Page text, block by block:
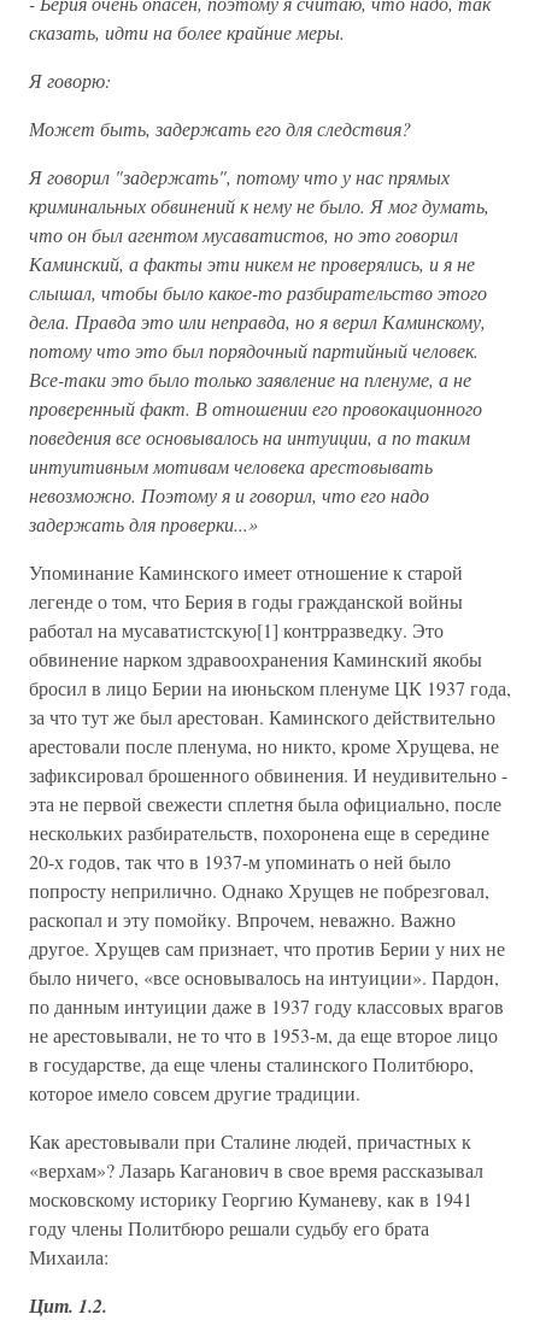
сказать, идти на более крайние меры.
Я говорю:
Может быть, задержать его для следствия?
Я говорил "задержать", потому что у нас прямых
криминальных обвинений к нему не было. Я мог думать,
что он был агентом мусаватистов, но это говорил
Каминский, а факты эти никем не проверялись, и я не
слышал, чтобы было какое-то разбирательство этого
дела. Правда это или неправда, но я верил Каминскому,
потому что это был порядочный партийный человек.
Все-таки это было только заявление на пленуме, а не
проверенный факт. В отношении его провокационного
поведения все основывалось на интуиции, а по таким
интуитивным мотивам человека арестовывать
невозможно. Поэтому я и говорил, что его надо
задержать для проверки...»
Упоминание Каминского имеет отношение к старой
легенде о том, что Берия в годы гражданской войны
работал на мусаватистскую[1] контрразведку. Это
обвинение нарком здравоохранения Каминский якобы
бросил в лицо Берии на июньском пленуме ЦК 1937 года,
за что тут же был арестован. Каминского действительно
арестовали после пленума, но никто, кроме Хрущева, не
зафиксировал брошенного обвинения. И неудивительно -
эта не первой свежести сплетня была официально, после
нескольких разбирательств, похоронена еще в середине
20-х годов, так что в 1937-м упоминать о ней было
попросту неприлично. Однако Хрущев не побрезговал,
раскопал и эту помойку. Впрочем, неважно. Важно
другое. Хрущев сам признает, что против Берии у них не
было ничего, «все основывалось на интуиции». Пардон,
по данным интуиции даже в 1937 году классовых врагов
не арестовывали, не то что в 1953-м, да еще второе лицо
в государстве, да еще члены сталинского Политбюро,
которое имело совсем другие традиции.
Как арестовывали при Сталине людей, причастных к
«верхам»? Лазарь Каганович в свое время рассказывал
московскому историку Георгию Куманеву, как в 1941
году члены Политбюро решали судьбу его брата
Михаила:
Цит. 1.2.